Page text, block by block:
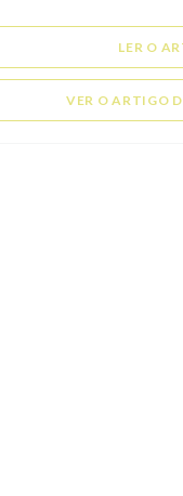
the finest products
authentic flavours.
LER O
VER O ARTIGO